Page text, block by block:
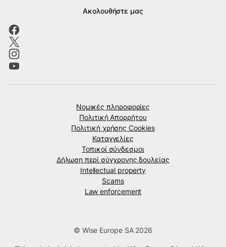
Ακολουθήστε μας
Νομικές πληροφορίες
Πολιτική Απορρήτου
Πολιτική χρήσης Cookies
Καταγγελίες
Τοπικοί σύνδεσμοι
Δήλωση περί σύγχρονης δουλείας
Intellectual property
Scams
Law enforcement
© Wise Europe SA 2026